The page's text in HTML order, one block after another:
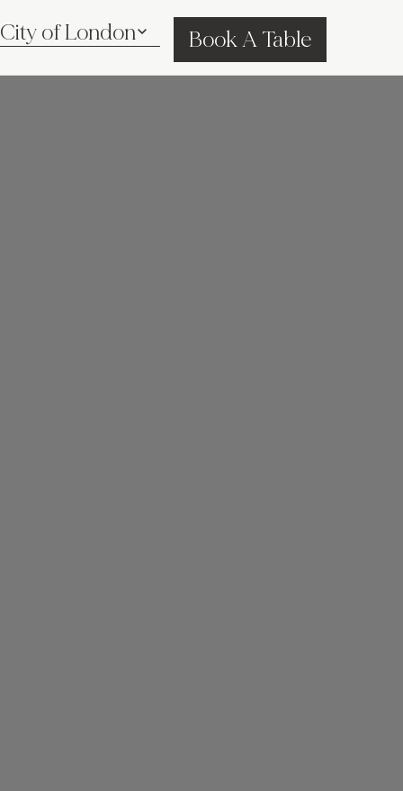
Book A Table